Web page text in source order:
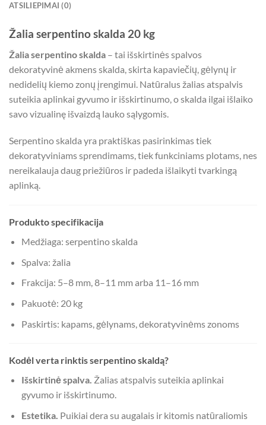
ATSILIEPIMAI (0)
Žalia serpentino skalda 20 kg
Žalia serpentino skalda – tai išskirtinės spalvos
dekoratyvinė akmens skalda, skirta kapaviečių, gėlynų ir
nedidelių kiemo zonų įrengimui. Natūralus žalias atspalvis
suteikia aplinkai gyvumo ir išskirtinumo, o skalda ilgai išlaiko
savo vizualinę išvaizdą lauko sąlygomis.
Serpentino skalda yra praktiškas pasirinkimas tiek
dekoratyviniams sprendimams, tiek funkciniams plotams, nes
nereikalauja daug priežiūros ir padeda išlaikyti tvarkingą
aplinką.
Produkto specifikacija
Medžiaga: serpentino skalda
Spalva: žalia
Frakcija: 5–8 mm, 8–11 mm arba 11–16 mm
Pakuotė: 20 kg
Paskirtis: kapams, gėlynams, dekoratyvinėms zonoms
Kodėl verta rinktis serpentino skaldą?
Išskirtinė spalva. Žalias atspalvis suteikia aplinkai
gyvumo ir išskirtinumo.
Estetika. Puikiai dera su augalais ir kitomis natūraliomis